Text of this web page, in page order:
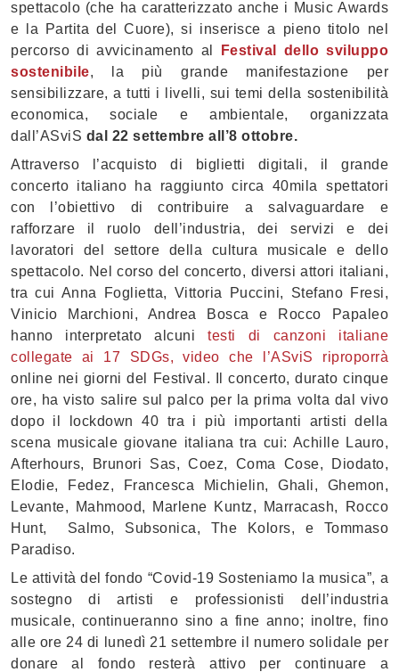
spettacolo (che ha caratterizzato anche i Music Awards
e la Partita del Cuore), si inserisce a pieno titolo nel
percorso di avvicinamento al
Festival dello sviluppo
sostenibile, la più grande manifestazione per
sensibilizzare, a tutti i livelli, sui temi della sostenibilità
economica, sociale e ambientale, organizzata
dall’ASviS dal 22 settembre all’8 ottobre.
Attraverso l’acquisto di biglietti digitali, il grande
concerto italiano ha raggiunto circa 40mila spettatori
con l’obiettivo di contribuire a salvaguardare e
rafforzare il ruolo dell’industria, dei servizi e dei
lavoratori del settore della cultura musicale e dello
spettacolo. Nel corso del concerto, diversi attori italiani,
tra cui Anna Foglietta, Vittoria Puccini, Stefano Fresi,
Vinicio Marchioni, Andrea Bosca e Rocco Papaleo
hanno interpretato alcunitesti di canzoni italiane
collegate ai 17 SDGs, video che l’ASviS riproporrà
online nei giorni del Festival. Il concerto, durato cinque
ore, ha visto salire sul palco per la prima volta dal vivo
dopo il lockdown 40 tra i più importanti artisti della
scena musicale giovane italiana tra cui: Achille Lauro,
Afterhours, Brunori Sas, Coez, Coma Cose, Diodato,
Elodie, Fedez, Francesca Michielin, Ghali, Ghemon,
Levante, Mahmood, Marlene Kuntz, Marracash, Rocco
Hunt, Salmo, Subsonica, The Kolors, e Tommaso
Paradiso.
Le attività del fondo “Covid-19 Sosteniamo la musica”, a
sostegno di artisti e professionisti dell’industria
musicale, continueranno sino a fine anno; inoltre, fino
alle ore 24 di lunedì 21 settembre il numero solidale per
donare al fondo resterà attivo per continuare a